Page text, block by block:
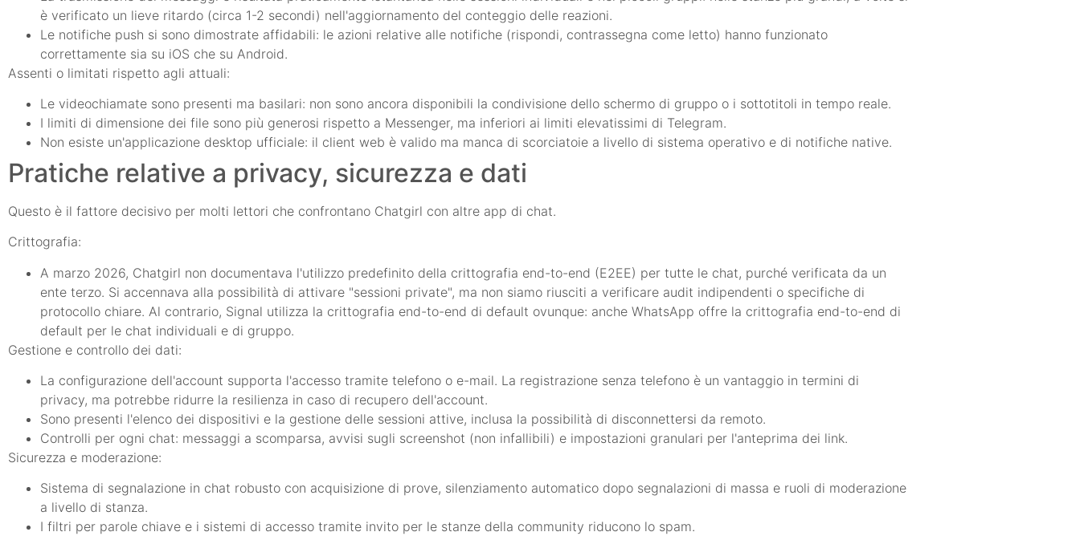
è verificato un lieve ritardo (circa 1-2 secondi) nell'aggiornamento del conteggio delle reazioni.
Le notifiche push si sono dimostrate affidabili: le azioni relative alle notifiche (rispondi, contrassegna come letto) hanno funzionato
correttamente sia su iOS che su Android.
Assenti o limitati rispetto agli attuali:
Le videochiamate sono presenti ma basilari: non sono ancora disponibili la condivisione dello schermo di gruppo o i sottotitoli in tempo reale.
I limiti di dimensione dei file sono più generosi rispetto a Messenger, ma inferiori ai limiti elevatissimi di Telegram.
Non esiste un'applicazione desktop ufficiale: il client web è valido ma manca di scorciatoie a livello di sistema operativo e di notifiche native.
Pratiche relative a privacy, sicurezza e dati
Questo è il fattore decisivo per molti lettori che confrontano Chatgirl con altre app di chat.
Crittografia:
A marzo 2026, Chatgirl non documentava l'utilizzo predefinito della crittografia end-to-end (E2EE) per tutte le chat, purché verificata da un
ente terzo. Si accennava alla possibilità di attivare "sessioni private", ma non siamo riusciti a verificare audit indipendenti o specifiche di
protocollo chiare. Al contrario, Signal utilizza la crittografia end-to-end di default ovunque: anche WhatsApp offre la crittografia end-to-end di
default per le chat individuali e di gruppo.
Gestione e controllo dei dati:
La configurazione dell'account supporta l'accesso tramite telefono o e-mail. La registrazione senza telefono è un vantaggio in termini di
privacy, ma potrebbe ridurre la resilienza in caso di recupero dell'account.
Sono presenti l'elenco dei dispositivi e la gestione delle sessioni attive, inclusa la possibilità di disconnettersi da remoto.
Controlli per ogni chat: messaggi a scomparsa, avvisi sugli screenshot (non infallibili) e impostazioni granulari per l'anteprima dei link.
Sicurezza e moderazione:
Sistema di segnalazione in chat robusto con acquisizione di prove, silenziamento automatico dopo segnalazioni di massa e ruoli di moderazione
a livello di stanza.
I filtri per parole chiave e i sistemi di accesso tramite invito per le stanze della community riducono lo spam.